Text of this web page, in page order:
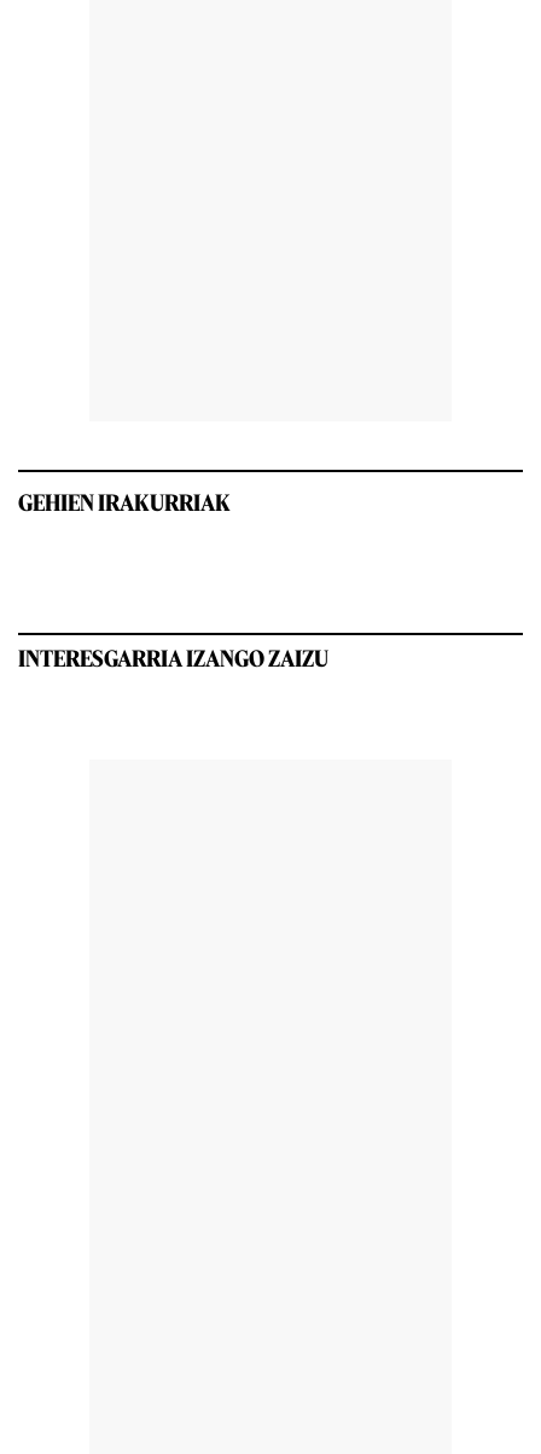
GEHIEN IRAKURRIAK
INTERESGARRIA IZANGO ZAIZU